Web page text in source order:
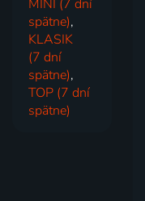
MINI (7 dní
spätne),
KLASIK
(7 dní
spätne),
TOP (7 dní
spätne)